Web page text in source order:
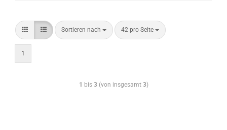
Sortieren nach 42 pro Seite
1
1 bis 3(von insgesamt 3)